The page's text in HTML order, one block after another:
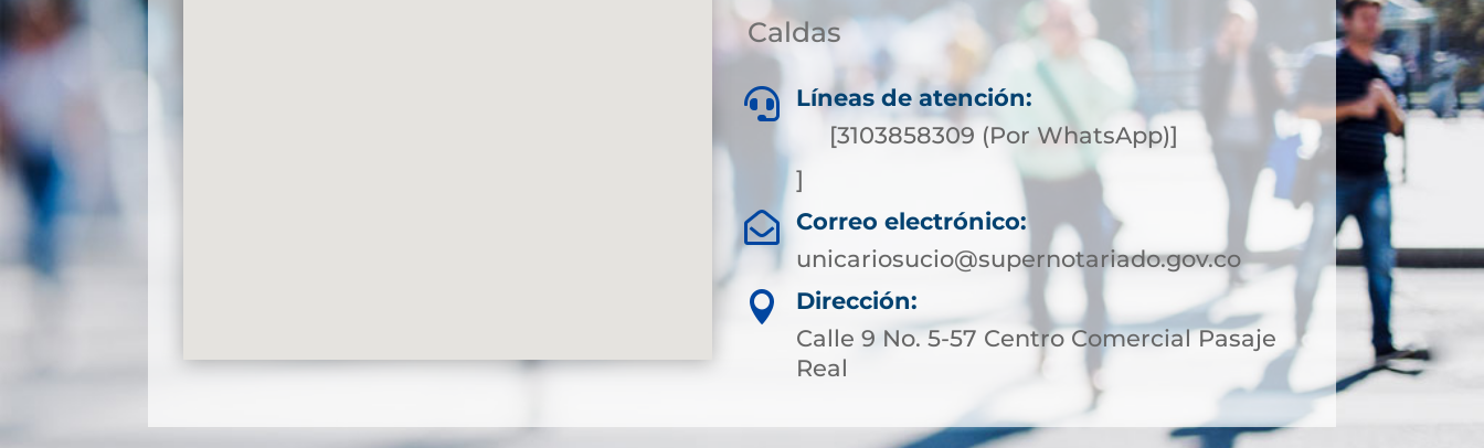
Caldas

Líneas de atención:
[3103858309 (Por WhatsApp)]
]

Correo electrónico:
unicariosucio@supernotariado.gov.co

Dirección:
Calle 9 No. 5-57 Centro Comercial Pasaje
Real